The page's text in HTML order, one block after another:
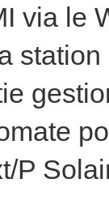
via le
station
P